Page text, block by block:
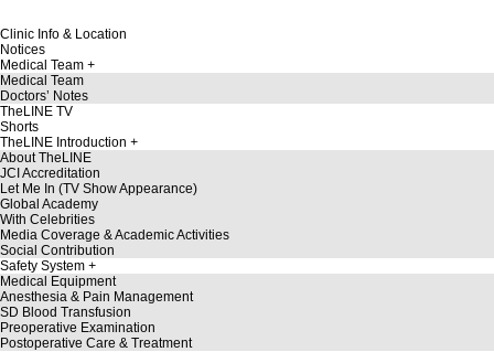
Clinic Info & Location
Notices
Medical Team
Medical Team
Doctors’ Notes
TheLINE TV
Shorts
TheLINE Introduction
About TheLINE
JCI Accreditation
Let Me In (TV Show Appearance)
Global Academy
With Celebrities
Media Coverage & Academic Activities
Social Contribution
Safety System
Medical Equipment
Anesthesia & Pain Management
SD Blood Transfusion
Preoperative Examination
Postoperative Care & Treatment